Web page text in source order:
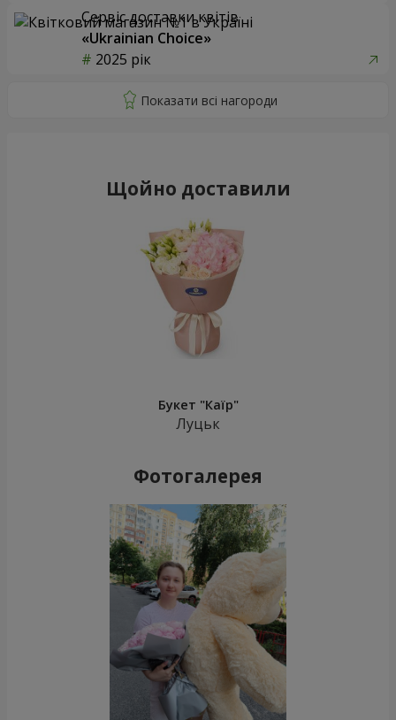
Сервіс доставки квітів
«Ukrainian Choice»
2025 рік
Щойно доставили
Букет "Каїр"
Луцьк
Фотогалерея